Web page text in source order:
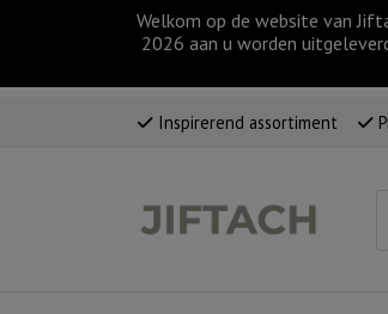
Welkom op de website van
2026 aan u worden
Inspirerend assortiment